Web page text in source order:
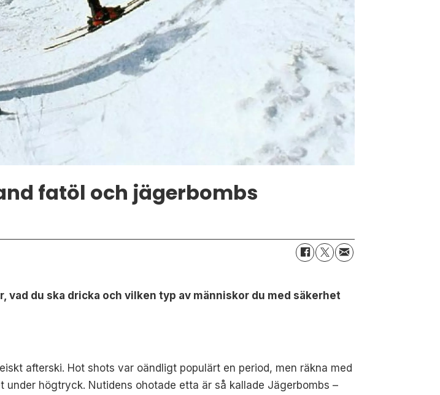
fatöl och jägerbombs
du ska dricka och vilken typ av människor du med säkerhet
afterski. Hot shots var oändligt populärt en period, men räkna med
högtryck. Nutidens ohotade etta är så kallade Jägerbombs –